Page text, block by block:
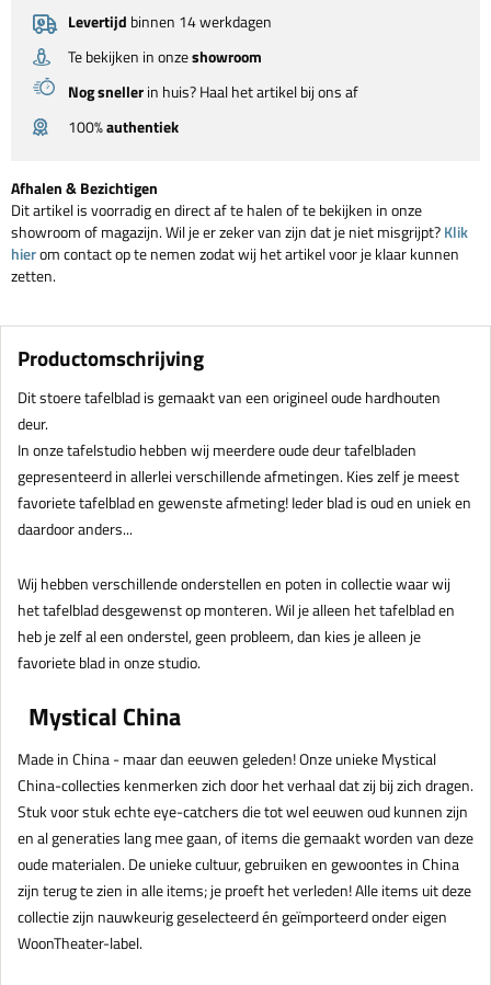
Levertijd binnen 14 werkdagen
Te bekijken in onzeshowroom
Nog snellerin huis? Haal het artikel bij ons af
100%authentiek
Afhalen & Bezichtigen
Dit artikel is voorradig en direct af te halen of te bekijken in onze
showroom of magazijn. Wil je er zeker van zijn dat je niet misgrijpt?Klik
hierom contact op te nemen zodat wij het artikel voor je klaar kunnen
zetten.
Productomschrijving
Dit stoere tafelblad is gemaakt van een origineel oude hardhouten
deur.
In onze tafelstudio hebben wij meerdere oude deur tafelbladen
gepresenteerd in allerlei verschillende afmetingen. Kies zelf je meest
favoriete tafelblad en gewenste afmeting! Ieder blad is oud en uniek en
daardoor anders...
Wij hebben verschillende onderstellen en poten in collectie waar wij
het tafelblad desgewenst op monteren. Wil je alleen het tafelblad en
heb je zelf al een onderstel, geen probleem, dan kies je alleen je
favoriete blad in onze studio.
Mystical China
Made in China - maar dan eeuwen geleden! Onze unieke Mystical
China-collecties kenmerken zich door het verhaal dat zij bij zich dragen.
Stuk voor stuk echte eye-catchers die tot wel eeuwen oud kunnen zijn
en al generaties lang mee gaan, of items die gemaakt worden van deze
oude materialen. De unieke cultuur, gebruiken en gewoontes in China
zijn terug te zien in alle items; je proeft het verleden! Alle items uit deze
collectie zijn nauwkeurig geselecteerd én geïmporteerd onder eigen
WoonTheater-label.